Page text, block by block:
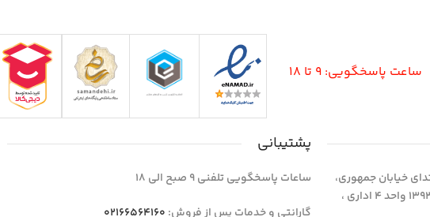
ساعت پاسخگویی: 9 تا 18
خیابان جمهوری،
نبش کوچه کاووسی، پلاک 1393 واحد 4 اداری ،
پشتیبانی
ساعات پاسخگویی تلفنی 9 صبح الی 18
گارانتی و خدمات پس از فروش: 02166564160